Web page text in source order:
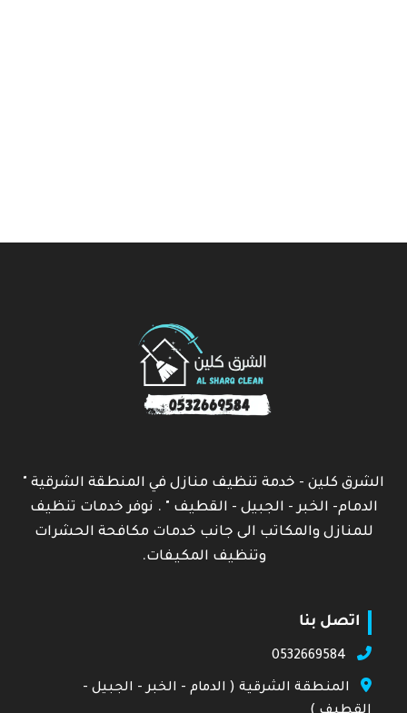
الشرق كلين - خدمة تنظيف منازل في المنطقة الشرقية "
الدمام- الخبر - الجبيل - القطيف " . نوفر خدمات تنظيف
للمنازل والمكاتب الى جانب خدمات مكافحة الحشرات
وتنظيف المكيفات.
اتصل بنا
المنطقة الشرقية ( الدمام - الخبر - الجبيل -